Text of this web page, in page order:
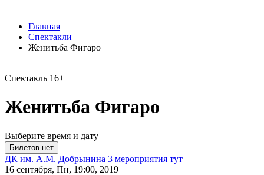
Главная
Спектакли
Женитьба Фигаро
Спектакль 16+
Женитьба Фигаро
Выберите время и дату
ДК им. А.М. Добрынина 3 мероприятия тут
16 сентября, Пн, 19:00, 2019